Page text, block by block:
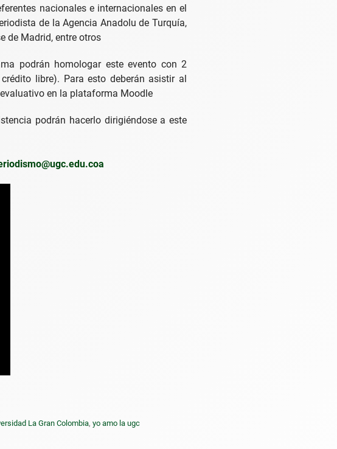
nacionales e internacionales en el
de la Agencia Anadolu de Turquía,
de Madrid, entre otros
podrán homologar este evento con 2
libre). Para esto deberán asistir al
en la plataforma Moodle
podrán hacerlo dirigiéndose a este
La Gran Colombia, yo amo la ugc